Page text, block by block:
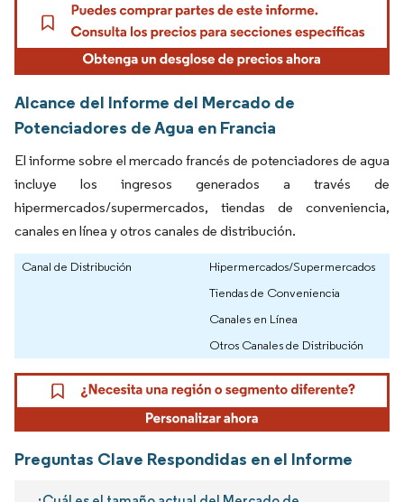
Alcance del Informe del Mercado de
Potenciadores de Agua en Francia
El informe sobre el mercado francés de potenciadores de agua
incluye los ingresos generados a través de
hipermercados/supermercados, tiendas de conveniencia,
canales en línea y otros canales de distribución.
Canal de Distribución
Hipermercados/Supermercados
Tiendas de Conveniencia
Canales en Línea
Otros Canales de Distribución
Preguntas Clave Respondidas en el Informe